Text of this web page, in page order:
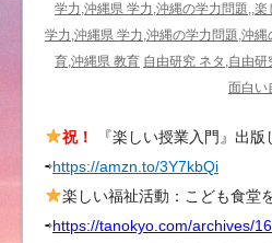
い
昆
虫
学力,沖縄県 学力,沖縄の学力問題,,
学力,沖縄県 学力,沖縄の学力問題,沖
育,沖縄県 教育 自由研究 ネタ,自由
面白い
祝！
『楽しい授業入門』出版
⇨https://amzn.to/3Y7kbQi
楽しい福祉活動：こども食堂
⇨https://tanokyo.com/archives/